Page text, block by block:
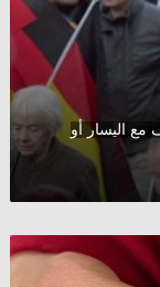
مع اليسار أو